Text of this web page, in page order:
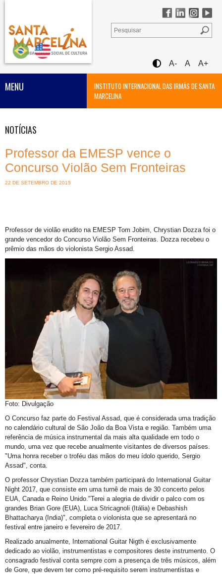
A- A A+
INSTITUTO INTERNACIONAL DAS IRMÃS DE SANTA
MARCELINA
MENU
NOTÍCIAS
Professor da EMESP vence o
Concurso Violão Sem Fronteiras
22 DE SETEMBRO DE 2015
Professor de violão erudito na EMESP Tom Jobim, Chrystian Dozza foi o
grande vencedor do Concurso Violão Sem Fronteiras. Dozza recebeu o
prêmio das mãos do violonista Sergio Assad.
Foto: Divulgação
O Concurso faz parte do Festival Assad, que é considerada uma tradição
no calendário cultural de São João da Boa Vista e região. Também uma
referência de música instrumental da mais alta qualidade em todo o
mundo, uma vez que recebe anualmente visitantes de diversos países.
"Uma honra receber o troféu das mãos do meu ídolo querido, Sergio
Assad", conta.
O professor Chrystian Dozza também participará do International Guitar
Night 2017, que consiste em uma turnê de mais de 30 concerto pelos
EUA, Canada e Reino Unido."Terei a alegria de dividir o palco com os
grandes Brian Gore (EUA), Luca Stricagnoli (Itália) e Debashish
Bhattacharya (India)", completa o violonista que se apresentará no
festival entre janeiro e fevereiro de 2017.
Realizado anualmente, International Guitar Nigth é exclusivamente
dedicado ao violão, instrumentistas e compositores deste instrumento. O
consagrado festival conta sempre com a presença de três músicos, além
de Gore, que devem ter como pré-requisito serem instrumentistas e